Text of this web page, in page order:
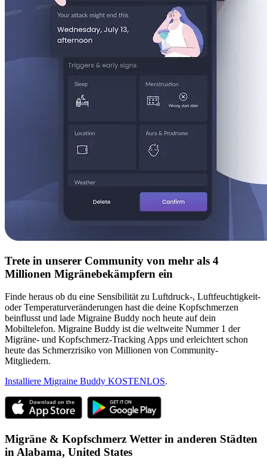
Trete in unserer Community von mehr als 4
Millionen Migränebekämpfern ein
Finde heraus ob du eine Sensibilität zu Luftdruck-, Luftfeuchtigkeit-
oder Temperaturveränderungen hast die deine Kopfschmerzen
beinflusst und lade Migraine Buddy noch heute auf dein
Mobiltelefon. Migraine Buddy ist die weltweite Nummer 1 der
Migräne- und Kopfschmerz-Tracking Apps und erleichtert schon
heute das Schmerzrisiko von Millionen von Community-
Mitgliedern.
Installiere Migraine Buddy KOSTENLOS.
Migräne & Kopfschmerz Wetter in anderen Städten
in Alabama, United States